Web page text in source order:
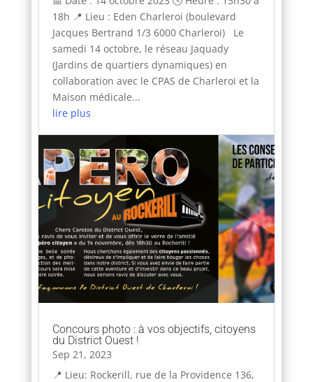
18h 📍 Lieu : Eden Charleroi (boulevard
Jacques Bertrand 1/3 6000 Charleroi) Le
samedi 14 octobre, le réseau Jaquady
(Jardins de quartiers dynamiques) en
collaboration avec le CPAS de Charleroi et la
Maison médicale...
lire plus
Concours photo : à vos objectifs, citoyens
du District Ouest !
Sep 21, 2023
📍 Lieu: Rockerill, rue de la Providence 136,